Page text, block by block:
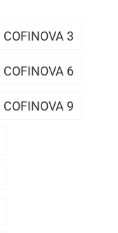
COFINOVA 3
COFINOVA 6
COFINOVA 9